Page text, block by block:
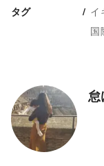
タグ イ
国
怠